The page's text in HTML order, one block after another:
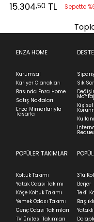
15.304,50 TL Sepette
ENZA HOME
Kurumsal
Kariyer Olanakları
Basında Enza Home
Satış Noktaları
Enza Mimarlarıyla
Tasarla
Sık
Montaj
POPÜLER TAKIMLAR
Koltuk Takımı
Yatak Odası Takımı
Köşe Koltuk Takımı
Yemek Odası Takımı
Genç Odası Takımları
TV Ünitesi Takımları
3'lü
Berjer
Tekli